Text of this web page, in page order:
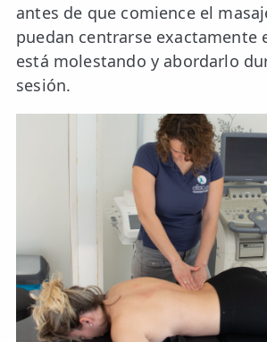
antes de que comience el
puedan centrarse exactamente
está molestando y abordarlo
sesión.